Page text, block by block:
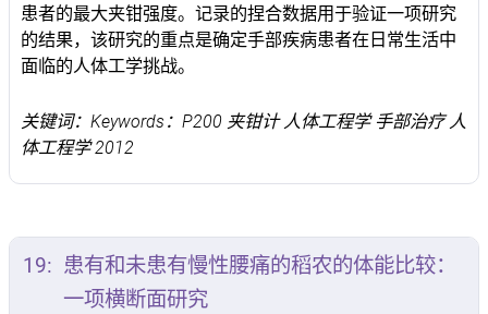
患者的最大夹钳强度。记录的捏合数据用于验证一项研究
的结果，该研究的重点是确定手部疾病患者在日常生活中
面临的人体工学挑战。
关键词：Keywords：P200 夹钳计 人体工程学 手部治疗 人
体工程学 2012
19: 患有和未患有慢性腰痛的稻农的体能比较：
一项横断面研究